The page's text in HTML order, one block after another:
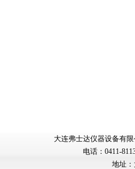
大连弗士达仪器设备有限
电话：0411-
地址